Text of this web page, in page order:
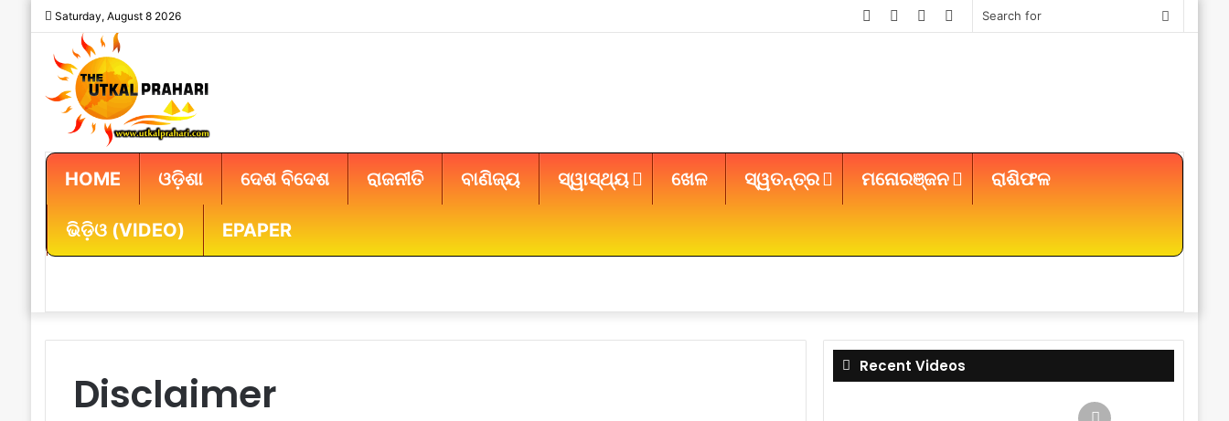
Saturday, August 8 2026
Search
Instagram
YouTube
Twitter
Facebook
HOME ଓଡ଼ିଶା ଦେଶ ବିଦେଶ ରାଜନୀତି ବାଣିଜ୍ୟ ସ୍ୱାସ୍ଥ୍ୟ ଖେଳ ସ୍ୱତନ୍ତ୍ର ମନୋରଞ୍ଜନ ରାଶିଫଳ
ଭିଡ଼ିଓ (VIDEO) EPAPER
Disclaimer
Recent Videos